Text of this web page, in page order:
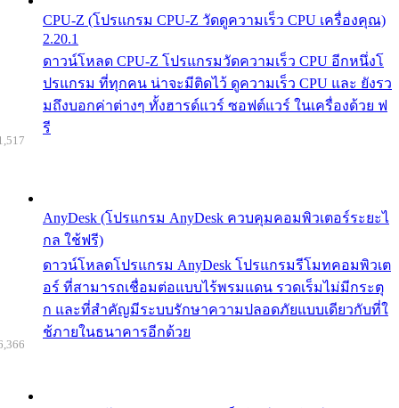
CPU-Z (โปรแกรม CPU-Z วัดดูความเร็ว CPU เครื่องคุณ)
2.20.1
ดาวน์โหลด CPU-Z โปรแกรมวัดความเร็ว CPU อีกหนึ่งโ
ปรแกรม ที่ทุกคน น่าจะมีติดไว้ ดูความเร็ว CPU และ ยังรว
มถึงบอกค่าต่างๆ ทั้งฮารด์แวร์ ซอฟต์แวร์ ในเครื่องด้วย ฟ
รี
AnyDesk (โปรแกรม AnyDesk ควบคุมคอมพิวเตอร์ระยะไ
กล ใช้ฟรี)
ดาวน์โหลดโปรแกรม AnyDesk โปรแกรมรีโมทคอมพิวเต
อร์ ที่สามารถเชื่อมต่อแบบไร้พรมแดน รวดเร็มไม่มีกระตุ
ก และที่สำคัญมีระบบรักษาความปลอดภัยแบบเดียวกับที่ใ
ช้ภายในธนาคารอีกด้วย